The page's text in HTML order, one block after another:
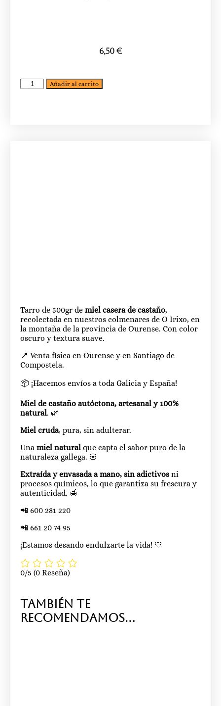
6,50 €
Añadir al carrito
Tarro de 500gr de miel casera de castaño,
recolectada en nuestros colmenares de O Irixo, en
la montaña de la provincia de Ourense. Con color
oscuro y textura suave.
📍 Venta física en Ourense y en Santiago de
Compostela.
📦 ¡Hacemos envíos a toda Galicia y España!
Miel de castaño autóctona, artesanal y 100%
natural. 🌿
Miel cruda, pura, sin adulterar.
Una miel naturalque capta el sabor puro de la
naturaleza gallega. 🌸
Extraída y envasada a mano, sin adictivosni
procesos químicos, lo que garantiza su frescura y
autenticidad. 🍯
📲 600 281 220
📲 661 20 74 95
¡Estamos desando endulzarte la vida! 💛
0/5 (0 Reseña)
También te
recomendamos…